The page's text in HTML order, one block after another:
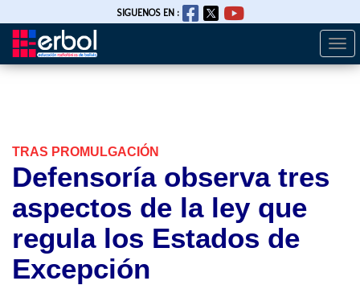
Pasar
SIGUENOS EN :
TRAS PROMULGACIÓN
Defensoría observa tres
aspectos de la ley que
regula los Estados de
Excepción